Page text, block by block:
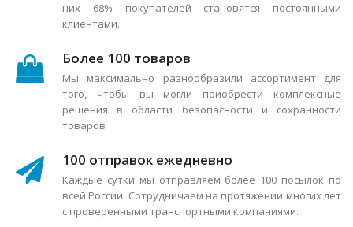
них 68% покупателей становятся постоянными
клиентами.
Более 100 товаров
Мы максимально разнообразили ассортимент для
того, чтобы вы могли приобрести комплексные
решения в области безопасности и сохранности
товаров
100 отправок ежедневно
Каждые сутки мы отправляем более 100 посылок по
всей России. Сотрудничаем на протяжении многих лет
с проверенными транспортными компаниями.